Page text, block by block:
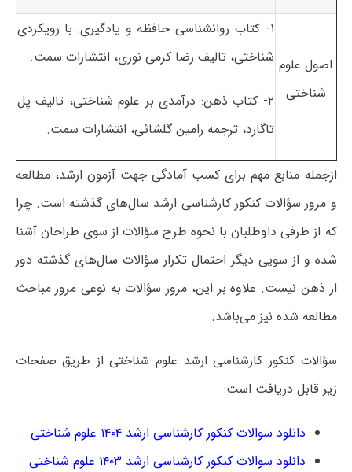
اصول علوم
شناختی
۱- کتاب روانشناسی حافظه و یادگیری: با رویکردی
شناختی، تالیف رضا کرمی نوری، انتشارات سمت.
۲- کتاب ذهن: درآمدی بر علوم شناختی، تالیف پل
تاگارد، ترجمه رامین گلشائی، انتشارات سمت.
ازجمله منابع مهم برای کسب آمادگی جهت آزمون ارشد، مطالعه
و مرور سؤالات کنکور کارشناسی ارشد سال‌های گذشته است. چرا
که از طرفی داوطلبان با نحوه طرح سؤالات از سوی طراحان آشنا
شده و از سویی دیگر احتمال تکرار سؤالات سال‌های گذشته دور
از ذهن نیست. علاوه بر این، مرور سؤالات به نوعی مرور مباحث
مطالعه‌ شده نیز می‌باشد.
سؤالات کنکور کارشناسی ارشد علوم شناختی از طریق صفحات
زیر قابل دریافت است:
دانلود سوالات کنکور کارشناسی ارشد ۱۴۰۴ علوم شناختی
دانلود سوالات کنکور کارشناسی ارشد ۱۴۰۳ علوم شناختی